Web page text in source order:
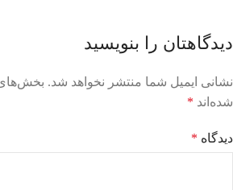
دیدگاهتان را بنویسید
نشانی ایمیل شما منتشر نخواهد شد. بخش‌های
شده‌اند *
دیدگاه *